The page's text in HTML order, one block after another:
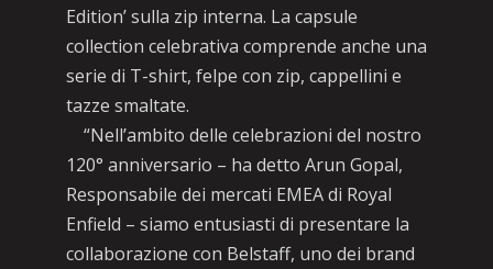
Edition’ sulla zip interna. La capsule
collection celebrativa comprende anche una
serie di T-shirt, felpe con zip, cappellini e
tazze smaltate.
“Nell’ambito delle celebrazioni del nostro
120° anniversario – ha detto Arun Gopal,
Responsabile dei mercati EMEA di Royal
Enfield – siamo entusiasti di presentare la
collaborazione con Belstaff, uno dei brand